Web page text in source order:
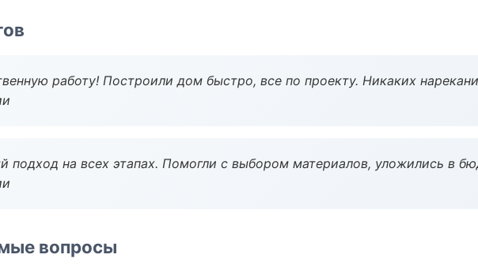
работу! Построили дом быстро, все по проекту. Никаких
подход на всех этапах. Помогли с выбором материалов, уложились в
вопросы